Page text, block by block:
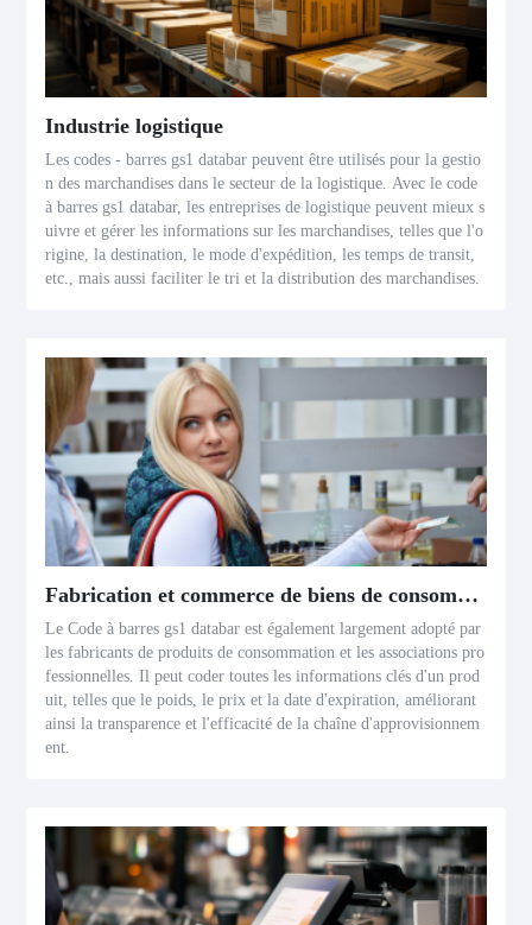
Industrie logistique
Les codes - barres gs1 databar peuvent être utilisés pour la gestio
n des marchandises dans le secteur de la logistique. Avec le code
à barres gs1 databar, les entreprises de logistique peuvent mieux s
uivre et gérer les informations sur les marchandises, telles que l'o
rigine, la destination, le mode d'expédition, les temps de transit,
etc., mais aussi faciliter le tri et la distribution des marchandises.
Fabrication et commerce de biens de consommation
Le Code à barres gs1 databar est également largement adopté par
les fabricants de produits de consommation et les associations pro
fessionnelles. Il peut coder toutes les informations clés d'un prod
uit, telles que le poids, le prix et la date d'expiration, améliorant
ainsi la transparence et l'efficacité de la chaîne d'approvisionnem
ent.